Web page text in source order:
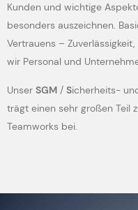
Kunden und wichtige
besonders auszeichnen.
Vertrauens –
wir Personal und
Unser SGM / Sicherheits-
trägt einen sehr großen Teil
Teamworks bei.